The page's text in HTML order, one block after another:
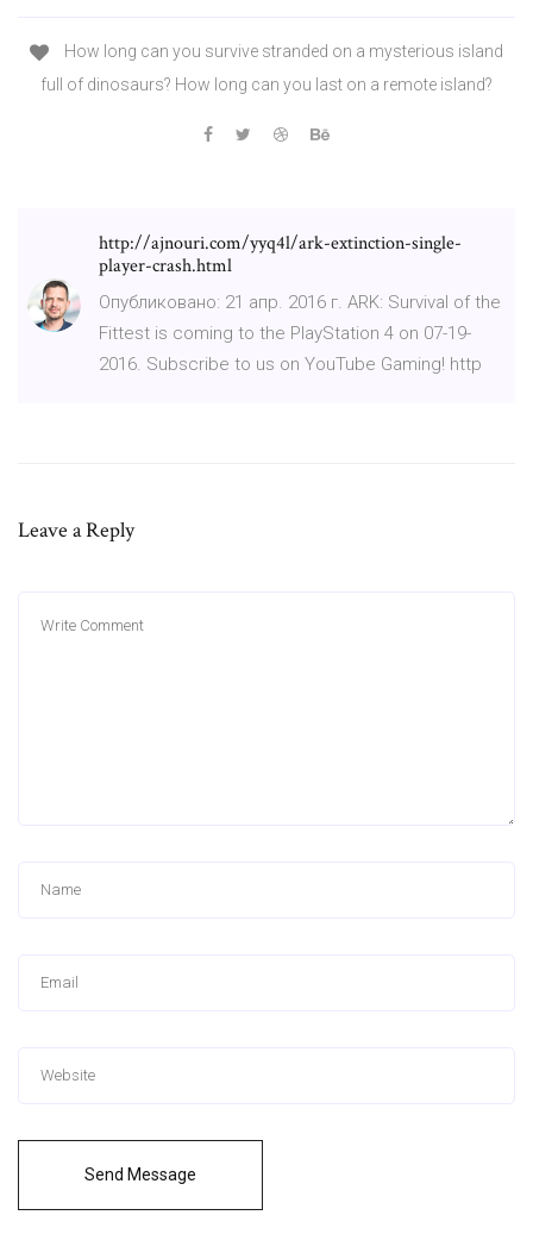
How long can you survive stranded on a mysterious island
full of dinosaurs? How long can you last on a remote island?
http://ajnouri.com/yyq4l/ark-extinction-single-
player-crash.html
Опубликовано: 21 апр. 2016 г. ARK: Survival of the
Fittest is coming to the PlayStation 4 on 07-19-
2016. Subscribe to us on YouTube Gaming! http
Leave a Reply
Send Message